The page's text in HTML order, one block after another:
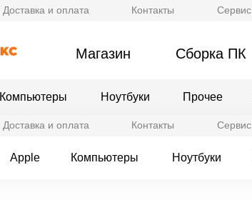
Контакты Сервис
Доставка и оплата
Магазин
Прочее
Компьютеры
Сборка ПК
Ноутбуки
Apple
Контакты Сервис
Доставка и оплата
Компьютеры Ноутбуки